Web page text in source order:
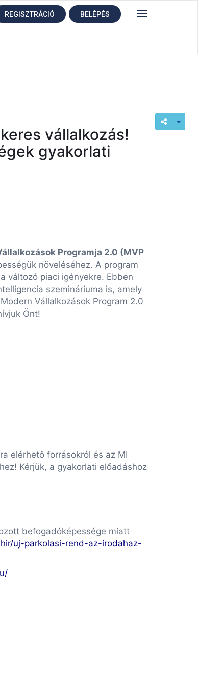
REGISZTRÁCIÓ BELÉPÉS
vállalkozás!
gyakorlati
Programja 2.0 (MVP
növeléséhez. A program
változó piaci igényekre. Ebben
szemináriuma is, amely
Vállalkozások Program 2.0
Önt!
elérhető forrásokról és az MI
Kérjük, a gyakorlati előadáshoz
befogadóképessége miatt
uj-parkolasi-rend-az-irodahaz-